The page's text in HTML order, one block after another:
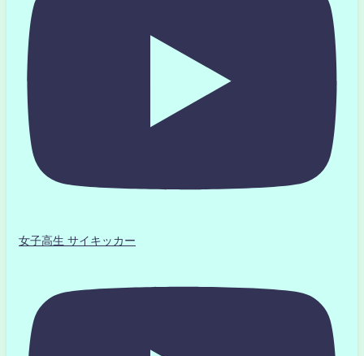
女子高生 サイキッカー